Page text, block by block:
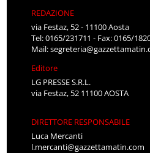
REDAZIONE
via Festaz, 52 - 11100 Aosta
Tel: 0165/231711 - Fax: 0165/
Mail:
Editore
LG PRESSE S.R.L.
via Festaz, 52 11100 AOSTA
DIRETTORE RESPONSABILE
Luca Mercanti
l.mercanti@gazzettamatin.com